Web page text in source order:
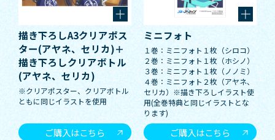
描き下ろしA3クリアポス
ター(アヤネ、セリカ)＋
描き下ろしクリアボトル
(アヤネ、セリカ)
※クリアポスター、クリアボトル
ともに同じイラストを使用
ご購入はこちら
ミニフォト
１巻：ミニフォト１枚（シロコ）
２巻：ミニフォト１枚（ホシノ）
３巻：ミニフォト１枚（ノノミ）
４巻：ミニフォト２枚（アヤネ、
セリカ）※描き下ろしイラスト使
用(全巻特典と同じイラストとな
ります)
ご購入はこちら